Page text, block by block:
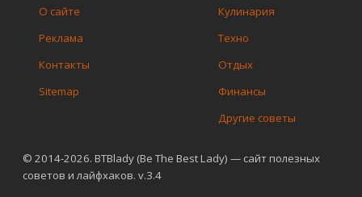
© 2014-2026. BTBlady (Be The Best Lady) — сайт полезных
советов и лайфхаков. v.3.4
О сайте
Реклама
Контакты
Sitemap
Кулинария
Техно
Отдых
Финансы
Другие советы